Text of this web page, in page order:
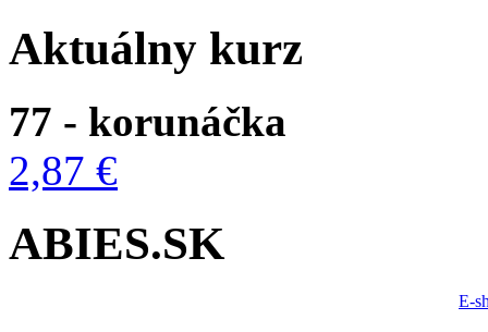
Aktuálny kurz
77 - korunáčka
2,87 €
ABIES.SK
E-